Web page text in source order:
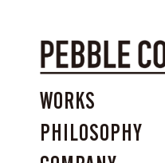
WORKS
PHILOSOPHY